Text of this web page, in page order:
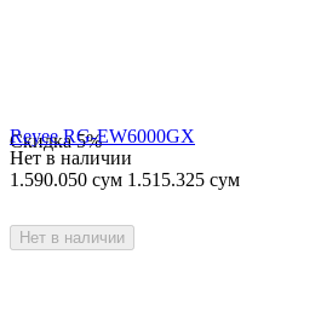
Скидка5%
Reyee RG-EW6000GX
Нет в наличии
1.590.050 сум 1.515.325 сум
Нет в наличии